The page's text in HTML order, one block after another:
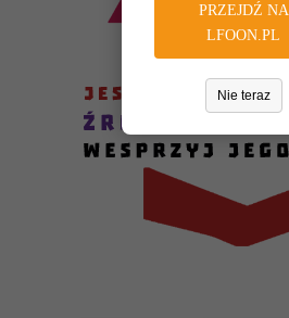
PRZEJDŹ NA
LFOON.PL
Nie teraz